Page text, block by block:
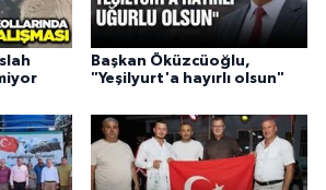
Başkan Öküzcüoğlu,
"Yeşilyurt'a hayırlı olsun"